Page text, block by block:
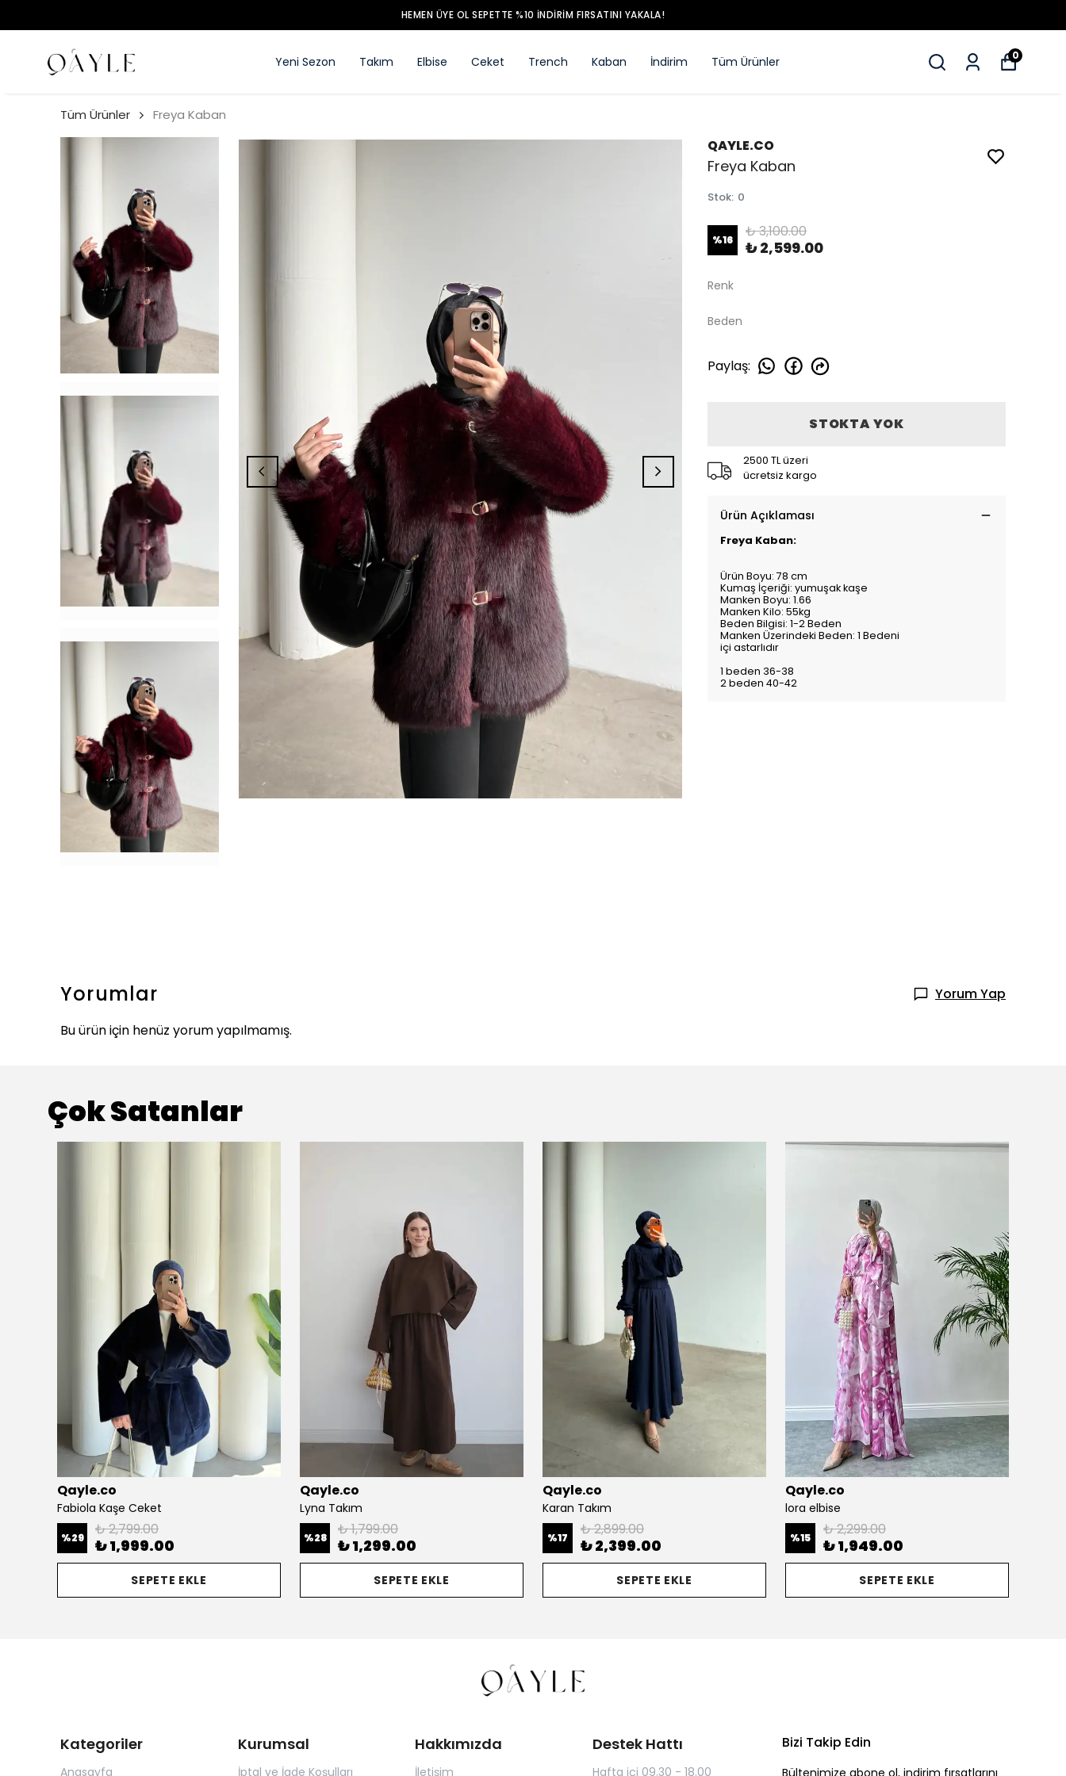
HEMEN ÜYE OL SEPETTE %10 İNDİRİM FIRSATINI YAKALA!
Yeni Sezon Takım Elbise Ceket Trench Kaban İndirim Tüm Ürünler 0
Tüm Ürünler Freya Kaban
QAYLE.CO
Freya Kaban
Stok: 0
%16 ₺ 3,100.00
₺ 2,599.00
Renk
Beden
Paylaş:
STOKTA YOK
2500 TL üzeri
ücretsiz kargo
Ürün Açıklaması
Freya Kaban:
Ürün Boyu: 78 cm
Kumaş İçeriği: yumuşak kaşe
Manken Boyu: 1.66
Manken Kilo: 55kg
Beden Bilgisi: 1-2 Beden
Manken Üzerindeki Beden: 1 Bedeni
içi astarlıdır
1 beden 36-38
2 beden 40-42
Yorumlar
Yorum Yap
Bu ürün için henüz yorum yapılmamış.
Çok Satanlar
Qayle.co
Fabiola Kaşe Ceket
%29 ₺ 2,799.00
₺ 1,999.00
SEPETE EKLE
Qayle.co
Lyna Takım
%28 ₺ 1,799.00
₺ 1,299.00
SEPETE EKLE
Qayle.co
Karan Takım
%17 ₺ 2,899.00
₺ 2,399.00
SEPETE EKLE
Qayle.co
lora elbise
%15 ₺ 2,299.00
₺ 1,949.00
SEPETE EKLE
Kategoriler
Anasayfa
Kurumsal
İptal ve İade Koşulları
Hakkımızda
İletişim
Destek Hattı
Hafta içi 09.30 - 18.00
Bizi Takip Edin